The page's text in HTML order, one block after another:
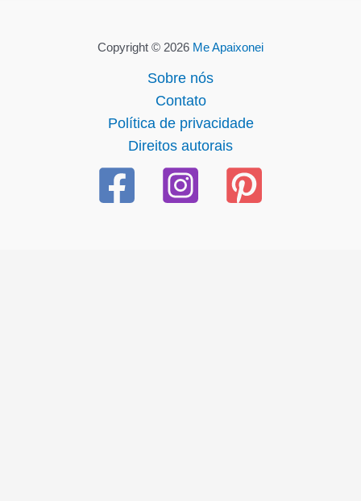
Copyright © 2026 Me Apaixonei
Sobre nós
Contato
Política de privacidade
Direitos autorais